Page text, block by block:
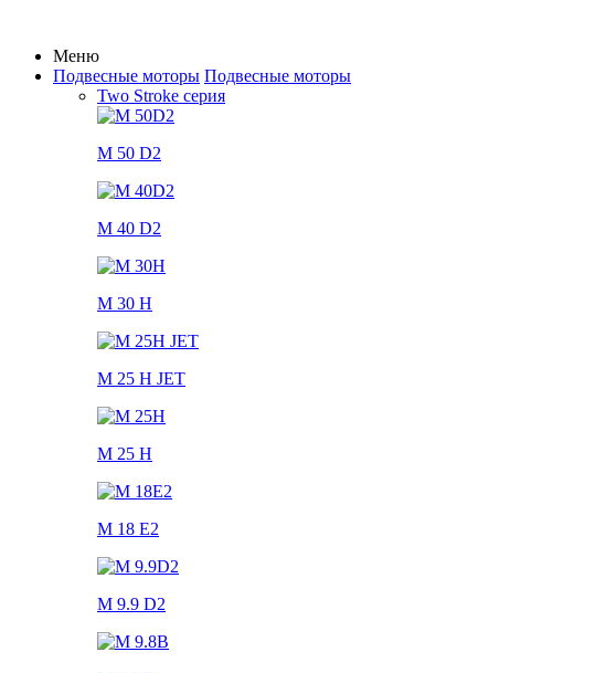
Меню
Подвесные моторы Подвесные моторы
Two Stroke серия
M 50 D2
M 40 D2
M 30 H
M 25 H JET
M 25 H
M 18 E2
M 9.9 D2